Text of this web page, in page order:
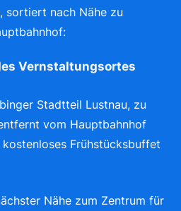
sortiert nach Nähe zu
Vernstaltungsortes
Stadtteil Lustnau, zu
vom Hauptbahnhof
Frühstücksbuffet
Nähe zum Zentrum für